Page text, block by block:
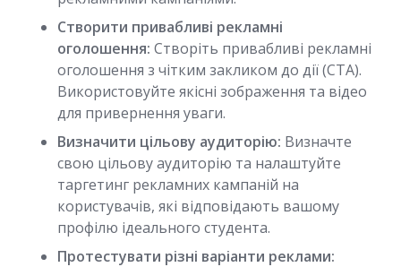
Створити привабливі рекламні
оголошення: Створіть привабливі рекламні
оголошення з чітким закликом до дії (CTA).
Використовуйте якісні зображення та відео
для привернення уваги.
Визначити цільову аудиторію: Визначте
свою цільову аудиторію та налаштуйте
таргетинг рекламних кампаній на
користувачів, які відповідають вашому
профілю ідеального студента.
Протестувати різні варіанти реклами: